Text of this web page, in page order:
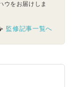
ウをお届けしま
監修記事一覧へ